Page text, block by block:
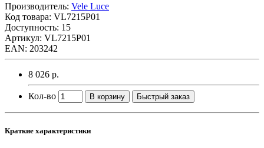
Производитель: Vele Luce
Код товара: VL7215P01
Доступность: 15
Артикул: VL7215P01
EAN: 203242
8 026 р.
Кол-во В корзину Быстрый заказ
Краткие характеристики